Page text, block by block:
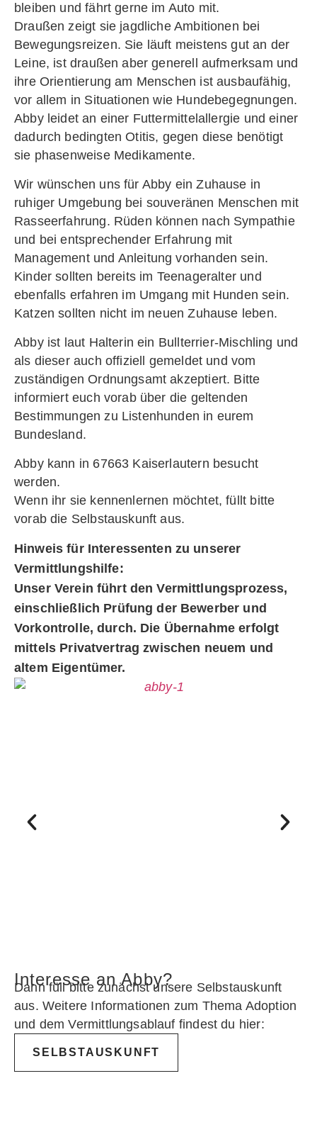
bleiben und fährt gerne im Auto mit.
Draußen zeigt sie jagdliche Ambitionen bei
Bewegungsreizen. Sie läuft meistens gut an der
Leine, ist draußen aber generell aufmerksam und
ihre Orientierung am Menschen ist ausbaufähig,
vor allem in Situationen wie Hundebegegnungen.
Abby leidet an einer Futtermittelallergie und einer
dadurch bedingten Otitis, gegen diese benötigt
sie phasenweise Medikamente.
Wir wünschen uns für Abby ein Zuhause in
ruhiger Umgebung bei souveränen Menschen mit
Rasseerfahrung. Rüden können nach Sympathie
und bei entsprechender Erfahrung mit
Management und Anleitung vorhanden sein.
Kinder sollten bereits im Teenageralter und
ebenfalls erfahren im Umgang mit Hunden sein.
Katzen sollten nicht im neuen Zuhause leben.
Abby ist laut Halterin ein Bullterrier-Mischling und
als dieser auch offiziell gemeldet und vom
zuständigen Ordnungsamt akzeptiert. Bitte
informiert euch vorab über die geltenden
Bestimmungen zu Listenhunden in eurem
Bundesland.
Abby kann in 67663 Kaiserlautern besucht
werden.
Wenn ihr sie kennenlernen möchtet, füllt bitte
vorab die Selbstauskunft aus.
Hinweis für Interessenten zu unserer
Vermittlungshilfe:
Unser Verein führt den Vermittlungsprozess,
einschließlich Prüfung der Bewerber und
Vorkontrolle, durch. Die Übernahme erfolgt
mittels Privatvertrag zwischen neuem und
altem Eigentümer.
Interesse an Abby?
Dann füll bitte zunächst unsere Selbstauskunft
aus. Weitere Informationen zum Thema Adoption
und dem Vermittlungsablauf findest du hier:
SELBSTAUSKUNFT